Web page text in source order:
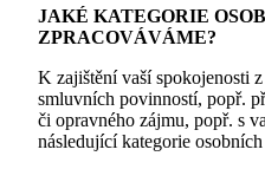
JAKÉ KATEGORIE
ZPRACOVÁVÁME?
K zajištění vaší spokojenosti
smluvních povinností, popř.
či opravného zájmu, popř. s
následující kategorie